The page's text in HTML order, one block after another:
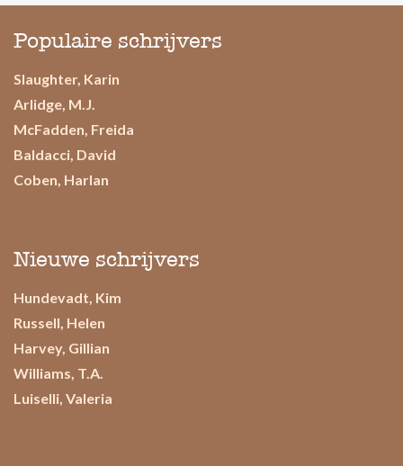
Populaire schrijvers
Slaughter, Karin
Arlidge, M.J.
McFadden, Freida
Baldacci, David
Coben, Harlan
Nieuwe schrijvers
Hundevadt, Kim
Russell, Helen
Harvey, Gillian
Williams, T.A.
Luiselli, Valeria